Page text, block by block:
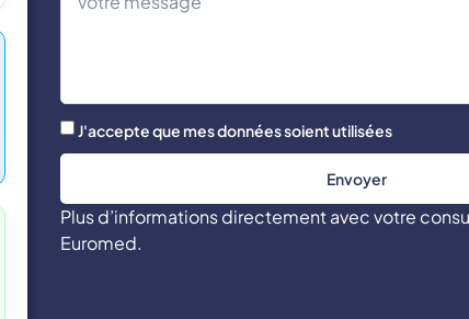
J'accepte que mes données soient utilisées
Envoyer
Plus d’informations directement avec votre
Euromed.